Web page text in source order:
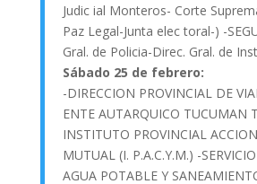
Judic ial Monteros- Corte
Paz Legal-Junta elec toral-) -
Gral. de Policia-Direc. Gral. de
Sábado 25 de febrero:
-DIRECCION PROVINCIAL DE
ENTE AUTARQUICO TUCUMAN
INSTITUTO PROVINCIAL
MUTUAL (I. P.A.C.Y.M.) -
AGUA POTABLE Y